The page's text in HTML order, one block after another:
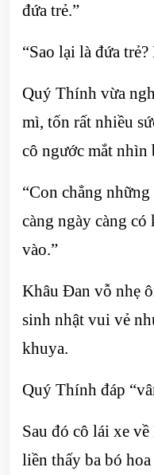
đứa trẻ.”
“Sao lại là đứa
Quý Thính vừa
mì, tốn rất nhiều
cô ngước mắt nhìn
“Con chẳng
càng ngày càng có
vào.”
Khâu Đan vỗ nhẹ
sinh nhật vui vẻ
khuya.
Quý Thính đáp
Sau đó cô lái xe
liền thấy ba bó